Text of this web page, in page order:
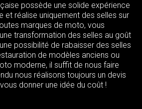
possède une solide expérience
et réalise uniquement des selles sur
marques de moto, vous
transformation des selles au goût
possibilité de rabaisser des selles
de modèles anciens ou
moderne, il suffit de nous faire
nous réalisons toujours un devis
donner une idée du coût !